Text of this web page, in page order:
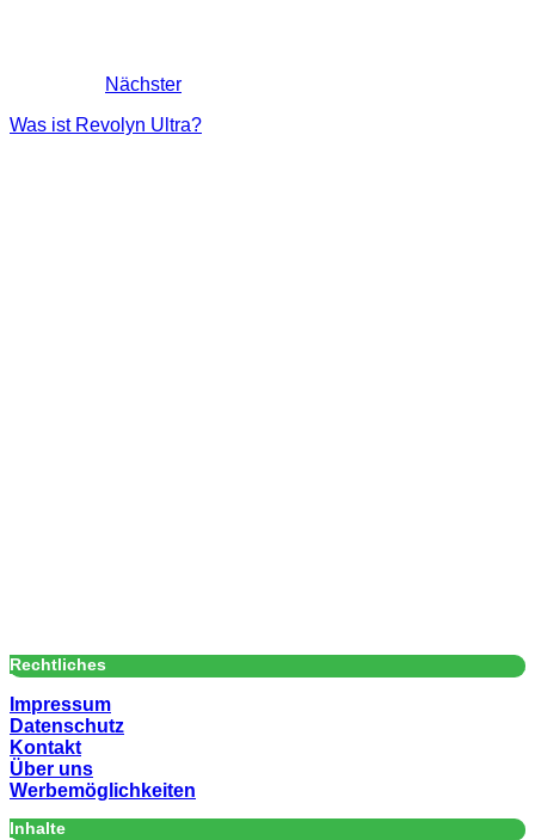
Nächster
Was ist Revolyn Ultra?
Rechtliches
Impressum
Datenschutz
Kontakt
Über uns
Werbemöglichkeiten
Inhalte